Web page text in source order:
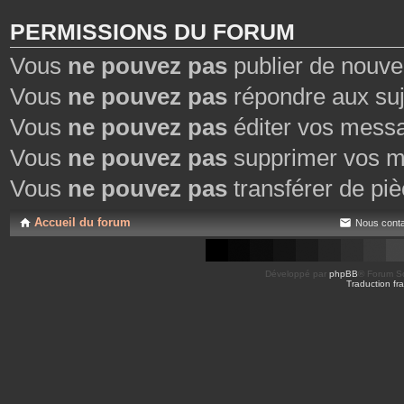
PERMISSIONS DU FORUM
Vous ne pouvez pas publier de
Vous ne pouvez pas répondre aux
Vous ne pouvez pas éditer vos
Vous ne pouvez pas supprimer vos
Vous ne pouvez pas transférer de
Accueil du forum Nous
Développé par phpBB ® Forum
Traduction